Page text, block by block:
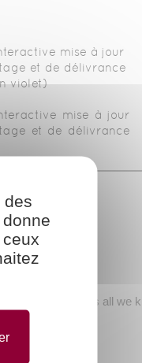
mise à jour
et de délivrance
violet)
mise à jour
et de délivrance
des